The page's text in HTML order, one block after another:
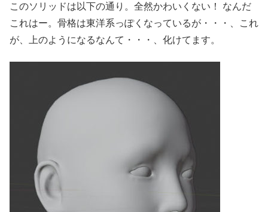
このソリッドは以下の通り。全然かわいくない！ なんだ
これはー。骨格は東洋系っぽくなっているが・・・、これ
が、上のようになるなんて・・・、化けてます。